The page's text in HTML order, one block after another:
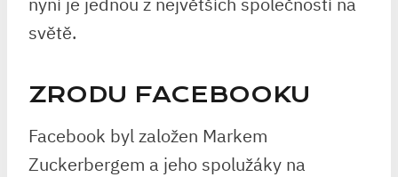
světě.
ZRODU FACEBOOKU
Facebook byl založen Markem
Zuckerbergem a jeho spolužáky na